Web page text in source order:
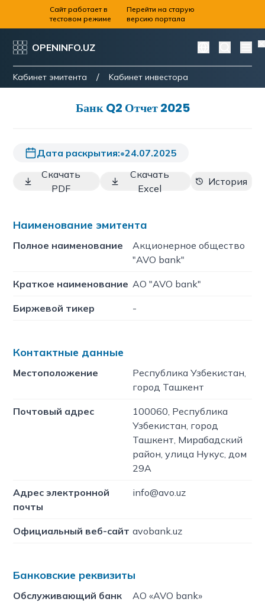
Сайт работает в
тестовом режиме
Перейти на старую
версию портала
OPENINFO.UZ
Kабинет эмитента / Kабинет инвестора
Банк Q2 Отчет 2025
Дата раскрытия:•24.07.2025
Скачать
PDF
Скачать
Excel
История
Наименование эмитента
Полное наименование
Акционерное общество
"AVO bank"
Краткое наименование АО "AVO bank"
Биржевой тикер -
Контактные данные
Местоположение
Республика Узбекистан,
город Ташкент
Почтовый адрес
100060, Республика
Узбекистан, город
Ташкент, Мирабадский
район, улица Нукус, дом
29А
Адрес электронной
почты
info@avo.uz
Официальный веб-сайт avobank.uz
Банковские реквизиты
Обслуживающий банк АО «AVO bank»